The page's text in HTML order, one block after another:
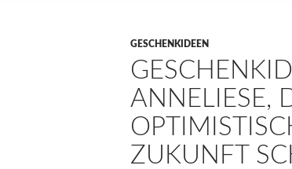
GESCHENKIDEEN
ANNELIESE,
ZUKUNFT